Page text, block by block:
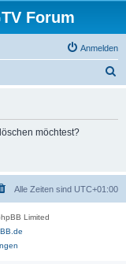
Forum
Anmelden
möchtest?
Alle Zeiten sind UTC+01:00
Limited